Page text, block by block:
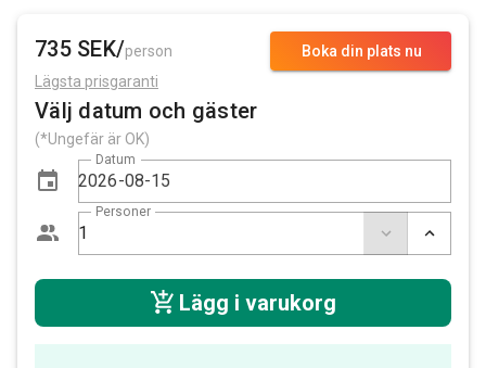
Boka din plats nu
735 SEK/person
Lägsta prisgaranti
Välj datum och gäster
(*Ungefär är OK)
Datum
Personer
Lägg i varukorg